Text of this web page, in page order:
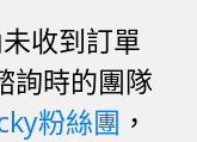
收到訂單
詢時的團隊
粉絲團 ，